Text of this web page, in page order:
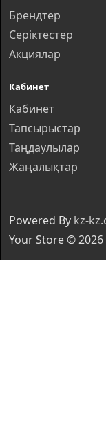
Брендтер
Серіктестер
Акциялар
Кабинет
Кабинет
Тапсырыстар
Таңдаулылар
Жаңалықтар
Powered By kz-
Your Store © 2026